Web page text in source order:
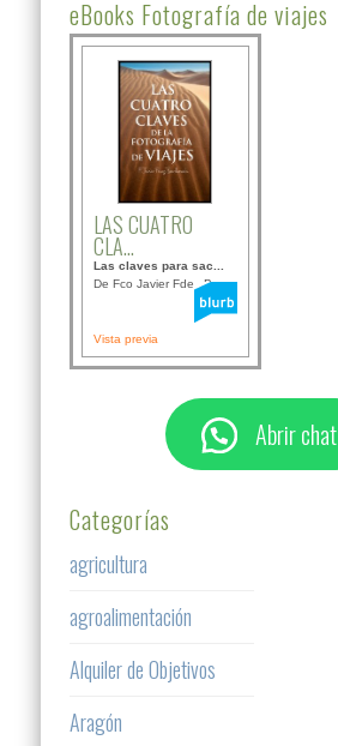
eBooks Fotografía de viajes
LAS CUATRO
CLA...
Las claves para sac...
De Fco Javier Fdez B...
Vista previa
Abrir chat
Categorías
agricultura
agroalimentación
Alquiler de Objetivos
Aragón